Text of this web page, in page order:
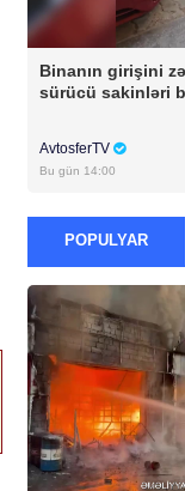
Binanın girişini
sürücü sakinləri
AvtosferTV
Bu gün 14:00
POPULYAR